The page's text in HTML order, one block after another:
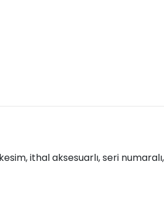
ithal aksesuarlı, seri